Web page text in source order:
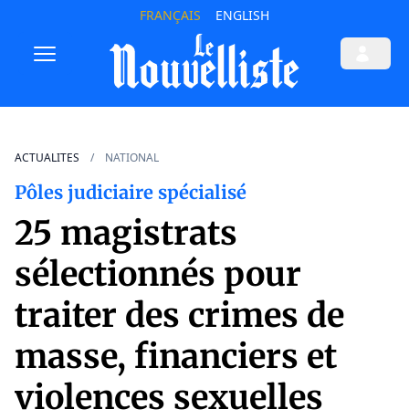
FRANÇAIS ENGLISH
ACTUALITES NATIONAL
Pôles judiciaire spécialisé
25 magistrats
sélectionnés pour
traiter des crimes de
masse, financiers et
violences sexuelles